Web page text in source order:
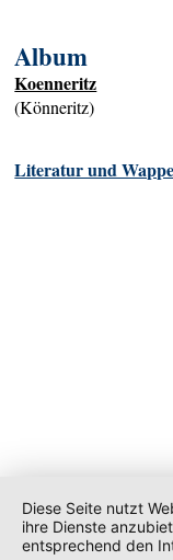
Album
Koenneritz
(Könneritz)
Literatur und
Diese Seite nutzt
ihre Dienste
entsprechend den